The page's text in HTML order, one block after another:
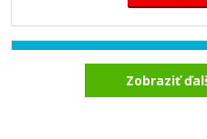
Kompatibilná
Zobraziť